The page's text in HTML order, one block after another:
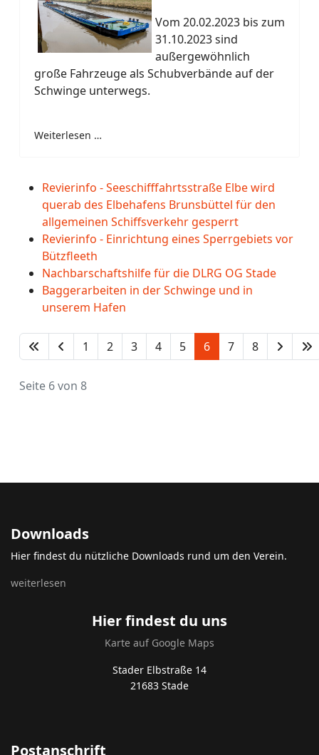
Vom 20.02.2023 bis zum
31.10.2023 sind
außergewöhnlich
große Fahrzeuge als Schubverbände auf der
Schwinge unterwegs.
Weiterlesen …
Revierinfo - Seeschifffahrtsstraße Elbe wird
querab des Elbehafens Brunsbüttel für den
allgemeinen Schiffsverkehr gesperrt
Revierinfo - Einrichtung eines Sperrgebiets vor
Bützfleeth
Nachbarschaftshilfe für die DLRG OG Stade
Baggerarbeiten in der Schwinge und in
unserem Hafen
1 2 3 4 5 6 7 8
Seite 6 von 8
Downloads
Hier findest du nützliche Downloads rund um den Verein.
weiterlesen
Hier findest du uns
Karte auf Google Maps
Stader Elbstraße 14
21683 Stade
Postanschrift